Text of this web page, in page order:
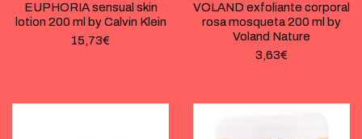
EUPHORIA sensual skin
lotion 200 ml by Calvin Klein
15,73€
VOLAND exfoliante corporal
rosa mosqueta 200 ml by
Voland Nature
3,63€